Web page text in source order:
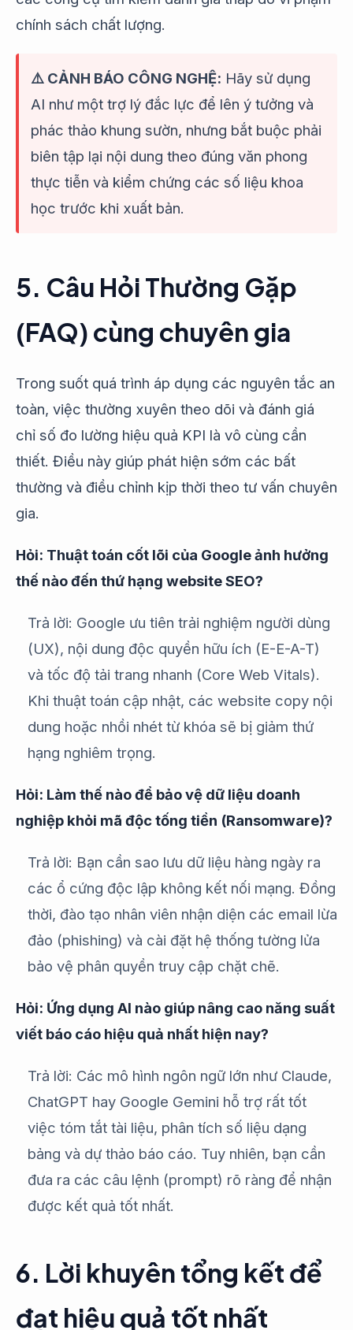
chính sách chất lượng.
⚠️ CẢNH BÁO CÔNG NGHỆ: Hãy sử dụng
AI như một trợ lý đắc lực để lên ý tưởng và
phác thảo khung sườn, nhưng bắt buộc phải
biên tập lại nội dung theo đúng văn phong
thực tiễn và kiểm chứng các số liệu khoa
học trước khi xuất bản.
5. Câu Hỏi Thường Gặp
(FAQ) cùng chuyên gia
Trong suốt quá trình áp dụng các nguyên tắc an
toàn, việc thường xuyên theo dõi và đánh giá
chỉ số đo lường hiệu quả KPI là vô cùng cần
thiết. Điều này giúp phát hiện sớm các bất
thường và điều chỉnh kịp thời theo tư vấn chuyên
gia.
Hỏi: Thuật toán cốt lõi của Google ảnh hưởng
thế nào đến thứ hạng website SEO?
Trả lời: Google ưu tiên trải nghiệm người dùng
(UX), nội dung độc quyền hữu ích (E-E-A-T)
và tốc độ tải trang nhanh (Core Web Vitals).
Khi thuật toán cập nhật, các website copy nội
dung hoặc nhồi nhét từ khóa sẽ bị giảm thứ
hạng nghiêm trọng.
Hỏi: Làm thế nào để bảo vệ dữ liệu doanh
nghiệp khỏi mã độc tống tiền (Ransomware)?
Trả lời: Bạn cần sao lưu dữ liệu hàng ngày ra
các ổ cứng độc lập không kết nối mạng. Đồng
thời, đào tạo nhân viên nhận diện các email lừa
đảo (phishing) và cài đặt hệ thống tường lửa
bảo vệ phân quyền truy cập chặt chẽ.
Hỏi: Ứng dụng AI nào giúp nâng cao năng suất
viết báo cáo hiệu quả nhất hiện nay?
Trả lời: Các mô hình ngôn ngữ lớn như Claude,
ChatGPT hay Google Gemini hỗ trợ rất tốt
việc tóm tắt tài liệu, phân tích số liệu dạng
bảng và dự thảo báo cáo. Tuy nhiên, bạn cần
đưa ra các câu lệnh (prompt) rõ ràng để nhận
được kết quả tốt nhất.
6. Lời khuyên tổng kết để
đạt hiệu quả tốt nhất